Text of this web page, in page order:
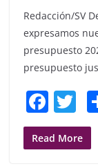
Redacción/SV
expresamos
presupuesto
presupuesto
F
a
c
T
w
itt
Read More